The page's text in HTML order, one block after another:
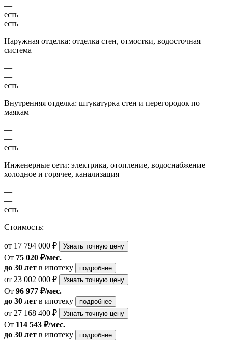
—
есть
есть
Наружная отделка: отделка стен, отмостки, водосточная
система
—
—
есть
Внутренняя отделка: штукатурка стен и перегородок по
маякам
—
—
есть
Инженерные сети: электрика, отопление, водоснабжение
холодное и горячее, канализация
—
—
есть
Стоимость:
от 17 794 000 ₽ Узнать точную цену
От 75 020 ₽/мес.
до 30 лет в ипотеку подробнее
от 23 002 000 ₽ Узнать точную цену
От 96 977 ₽/мес.
до 30 лет в ипотеку подробнее
от 27 168 400 ₽ Узнать точную цену
От 114 543 ₽/мес.
до 30 лет в ипотеку подробнее